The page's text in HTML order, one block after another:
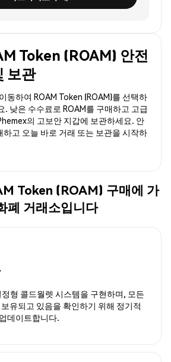
Token (ROAM) 안전
보관
동하여 ROAM Token (ROAM)를 선택하
. 낮은 수수료로 ROAM를 구매하고 고급
의 고보안 지갑에 보관하세요. 안
하고 오늘 바로 거래 또는 보관을 시작하
Token (ROAM) 구매에 가
폐 거래소입니다
형 콜드월렛 시스템을 구현하며, 모든
유되고 있음을 확인하기 위해 정기적
데이트합니다.